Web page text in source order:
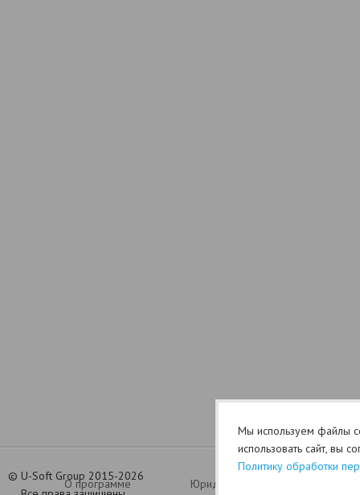
© U-Soft Group 2015-2026
О программе
Юридический раздел (оферта)
Мы используем файлы
использовать сайт, вы
Политику обработки